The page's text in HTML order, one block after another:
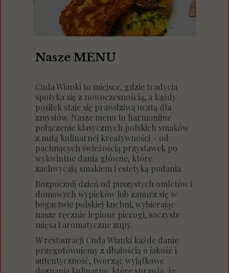
Nasze MENU
Cuda Wianki to miejsce, gdzie tradycja
spotyka się z nowoczesnością, a każdy
posiłek staje się prawdziwą ucztą dla
zmysłów. Nasze menu to harmonijne
połączenie klasycznych polskich smaków
z nutą kulinarnej kreatywności – od
pachnących świeżością przystawek po
wykwintne dania główne, które
zachwycają smakiem i estetyką podania.
Rozpocznij dzień od puszystych omletów i
domowych wypieków lub zanurz się w
bogactwie polskiej kuchni, wybierając
nasze ręcznie lepione pierogi, soczyste
mięsa i aromatyczne zupy.
W restauracji Cuda Wianki każde danie
przygotowujemy z dbałością o jakość i
autentyczność, tworząc wyjątkowe
doznania kulinarne, które sprawią, że